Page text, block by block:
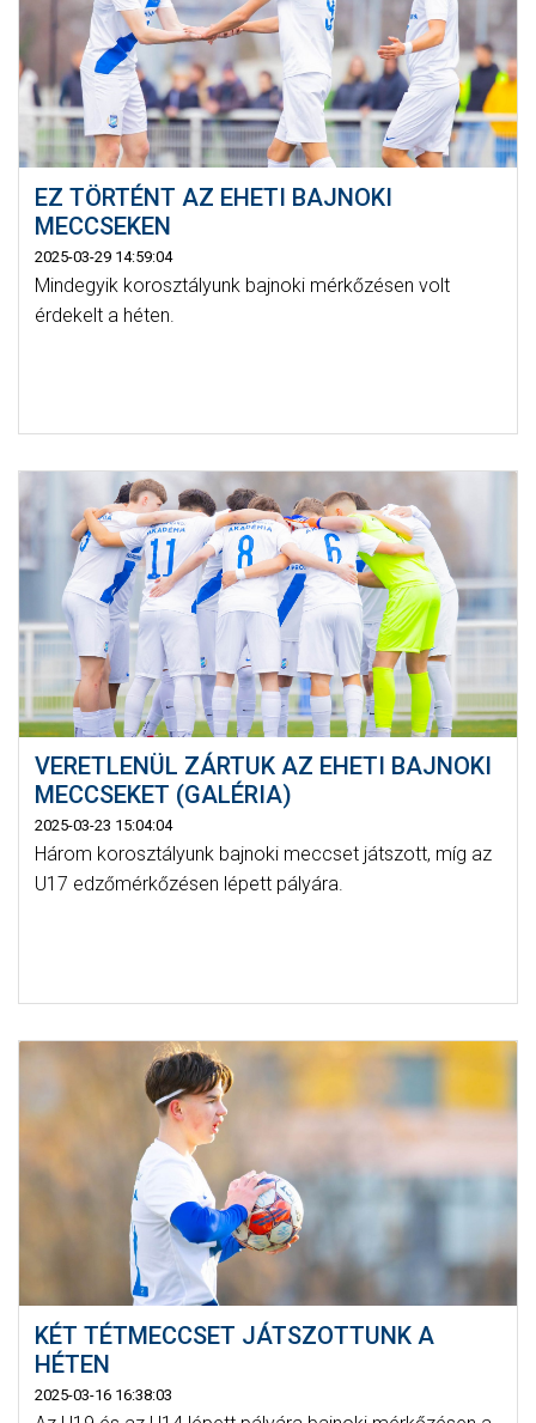
EZ TÖRTÉNT AZ EHETI BAJNOKI
MECCSEKEN
2025-03-29 14:59:04
Mindegyik korosztályunk bajnoki mérkőzésen volt
érdekelt a héten.
VERETLENÜL ZÁRTUK AZ EHETI BAJNOKI
MECCSEKET (GALÉRIA)
2025-03-23 15:04:04
Három korosztályunk bajnoki meccset játszott, míg az
U17 edzőmérkőzésen lépett pályára.
KÉT TÉTMECCSET JÁTSZOTTUNK A
HÉTEN
2025-03-16 16:38:03